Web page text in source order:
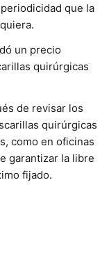
que la
un precio
quirúrgicas
de revisar los
quirúrgicas
como en oficinas
garantizar la libre
fijado.